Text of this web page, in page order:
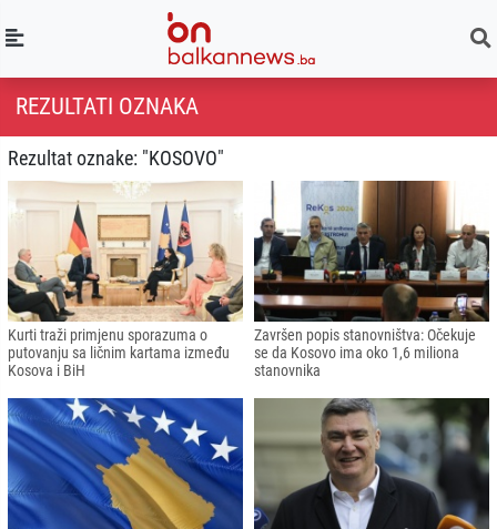
REZULTATI OZNAKA
Rezultat oznake: "KOSOVO"
Kurti traži primjenu sporazuma o
putovanju sa ličnim kartama između
Kosova i BiH
Završen popis stanovništva: Očekuje
se da Kosovo ima oko 1,6 miliona
stanovnika